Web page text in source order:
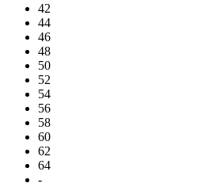
42
44
46
48
50
52
54
56
58
60
62
64
-